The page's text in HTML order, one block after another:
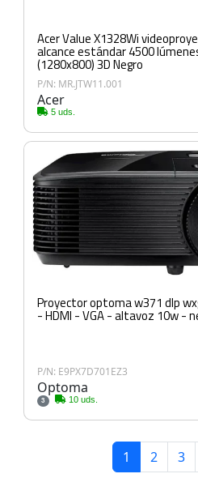
Acer Value X1328Wi
alcance estándar 4500
(1280x800) 3D Negro
P/N: MR.JTW11.001
Acer
5 uds.
Proyector optoma w371 dlp wxga - 3800
- HDMI
P/N: E9PX7D701EZ3
Optoma
3 10 uds.
1 2 3